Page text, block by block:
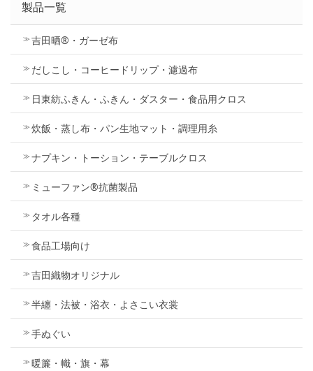
製品一覧
吉田晒®・ガーゼ布
だしこし・コーヒードリップ・濾過布
日東紡ふきん・ふきん・ダスター・食品用クロス
炊飯・蒸し布・パン生地マット・調理用糸
ナプキン・トーション・テーブルクロス
ミューファン®抗菌製品
タオル各種
食品工場向け
吉田織物オリジナル
半纏・法被・浴衣・よさこい衣裳
手ぬぐい
暖簾・幟・旗・幕